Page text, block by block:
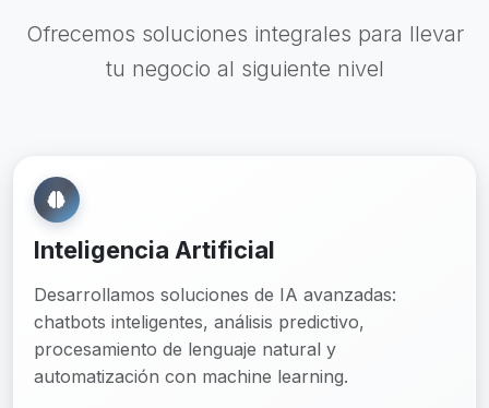
Ofrecemos soluciones integrales para llevar
tu negocio al siguiente nivel
Inteligencia Artificial
Desarrollamos soluciones de IA avanzadas:
chatbots inteligentes, análisis predictivo,
procesamiento de lenguaje natural y
automatización con machine learning.